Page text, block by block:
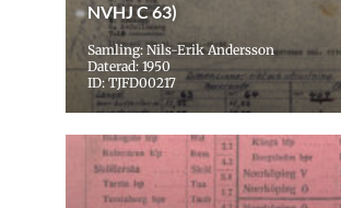
NVHJ C 63)
Samling: Nils-Erik Andersson
Daterad: 1950
ID: TJFD00217